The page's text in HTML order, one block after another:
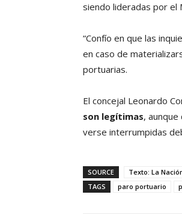
siendo lideradas por el
“Confío en que las
en caso de
portuarias.
El concejal Leonardo
son legítimas,
verse interrumpidas
SOURCE
Texto: La
TAGS
paro portuario